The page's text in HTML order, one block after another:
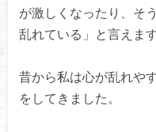
が激しくなったり、 そ
乱れている」と言えます
昔から私は心が乱れやす
をしてきました。